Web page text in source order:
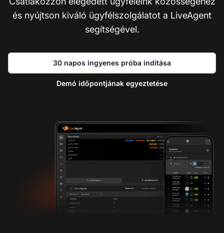
és nyújtson kiváló ügyfélszolgálatot a LiveAgent
segítségével.
30 napos ingyenes próba indítása
Demó időpontjának egyeztetése